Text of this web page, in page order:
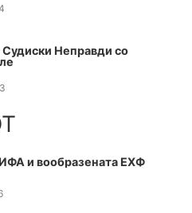
Неправди со
и вообразената ЕХФ